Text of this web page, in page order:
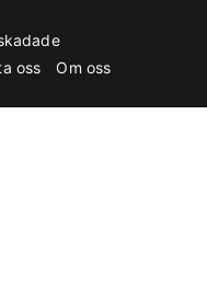
oss Om oss